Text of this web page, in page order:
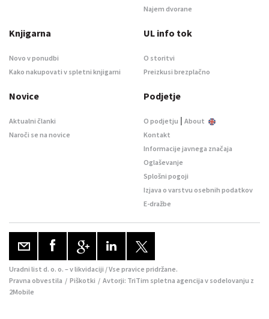
Najem dvorane
Knjigarna
Novo v ponudbi
Kako nakupovati v spletni knjigarni
UL info tok
O storitvi
Preizkusi brezplačno
Novice
Aktualni članki
Naroči se na novice
Podjetje
O podjetju | About
Kontakt
Informacije javnega značaja
Oglaševanje
Splošni pogoji
Izjava o varstvu osebnih podatkov
E-dražbe
Uradni list d. o. o. – v likvidaciji / Vse pravice pridržane.
Pravna obvestila / Piškotki / Avtorji: TriTim spletna agencija v sodelovanju z
2Mobile